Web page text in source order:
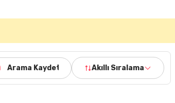
Arama Kaydet Akıllı Sıralama